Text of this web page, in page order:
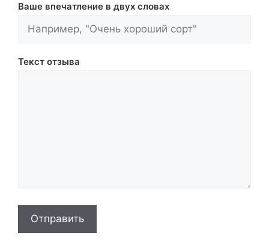
Ваше впечатление в двух словах
Текст отзыва
Отправить